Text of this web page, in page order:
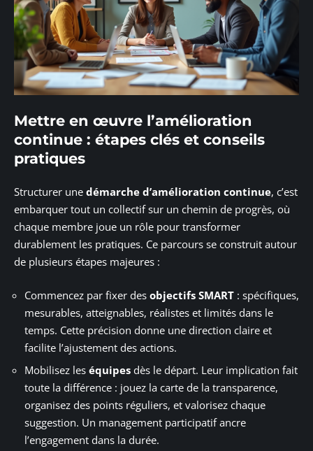
Mettre en œuvre l’amélioration
continue : étapes clés et conseils
pratiques
Structurer une démarche d’amélioration continue, c’est
embarquer tout un collectif sur un chemin de progrès, où
chaque membre joue un rôle pour transformer
durablement les pratiques. Ce parcours se construit autour
de plusieurs étapes majeures :
Commencez par fixer des objectifs SMART : spécifiques,
mesurables, atteignables, réalistes et limités dans le
temps. Cette précision donne une direction claire et
facilite l’ajustement des actions.
Mobilisez les équipes dès le départ. Leur implication fait
toute la différence : jouez la carte de la transparence,
organisez des points réguliers, et valorisez chaque
suggestion. Un management participatif ancre
l’engagement dans la durée.